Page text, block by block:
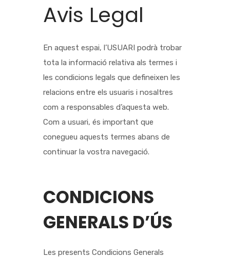
Avis Legal
En aquest espai, l’USUARI podrà trobar
tota la informació relativa als termes i
les condicions legals que defineixen les
relacions entre els usuaris i nosaltres
com a responsables d’aquesta web.
Com a usuari, és important que
conegueu aquests termes abans de
continuar la vostra navegació.
CONDICIONS
GENERALS D’ÚS
Les presents Condicions Generals